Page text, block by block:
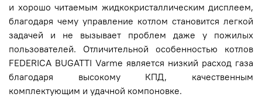
и хорошо читаемым жидкокристаллическим дисплеем,
благодаря чему управление котлом становится легкой
задачей и не вызывает проблем даже у пожилых
пользователей. Отличительной особенностью котлов
FEDERICA BUGATTI Varme является низкий расход газа
благодаря высокому КПД, качественным
комплектующим и удачной компоновке.